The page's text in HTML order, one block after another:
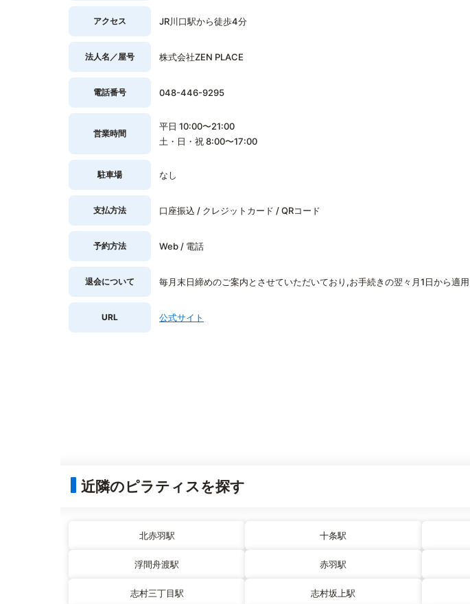
アクセス JR川口駅から徒歩4分
法人名／屋号 株式会社ZEN PLACE
電話番号 048-446-9295
営業時間
平日 10:00〜21:00
土・日・祝 8:00〜17:00
駐車場 なし
支払方法 口座振込 / クレジットカード / QRコード
予約方法 Web / 電話
退会について 毎月末日締めのご案内とさせていただいており,お手続きの翌々月1日から適用
URL 公式サイト
近隣のピラティスを探す
北赤羽駅 十条駅
浮間舟渡駅 赤羽駅
志村三丁目駅 志村坂上駅